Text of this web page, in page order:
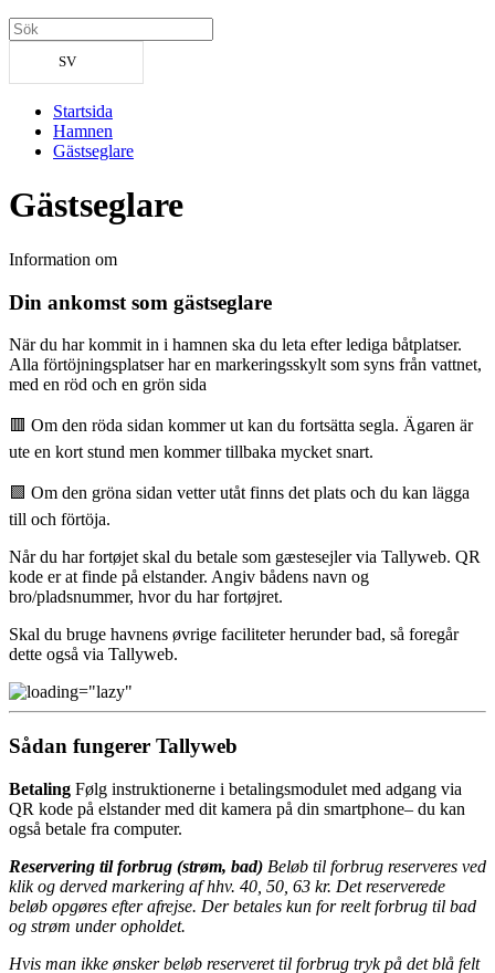
SV
Startsida
Hamnen
Gästseglare
Gästseglare
Information om
Din ankomst som gästseglare
När du har kommit in i hamnen ska du leta efter lediga båtplatser.
Alla förtöjningsplatser har en markeringsskylt som syns från vattnet,
med en röd och en grön sida
🟥 Om den röda sidan kommer ut kan du fortsätta segla. Ägaren är
ute en kort stund men kommer tillbaka mycket snart.
🟩 Om den gröna sidan vetter utåt finns det plats och du kan lägga
till och förtöja.
Når du har fortøjet skal du betale som gæstesejler via Tallyweb. QR
kode er at finde på elstander. Angiv bådens navn og
bro/pladsnummer, hvor du har fortøjret.
Skal du bruge havnens øvrige faciliteter herunder bad, så foregår
dette også via Tallyweb.
Sådan fungerer Tallyweb
Betaling Følg instruktionerne i betalingsmodulet med adgang via
QR kode på elstander med dit kamera på din smartphone– du kan
også betale fra computer.
Reservering til forbrug (strøm, bad) Beløb til forbrug reserveres ved
klik og derved markering af hhv. 40, 50, 63 kr. Det reserverede
beløb opgøres efter afrejse. Der betales kun for reelt forbrug til bad
og strøm under opholdet.
Hvis man ikke ønsker beløb reserveret til forbrug tryk på det blå felt